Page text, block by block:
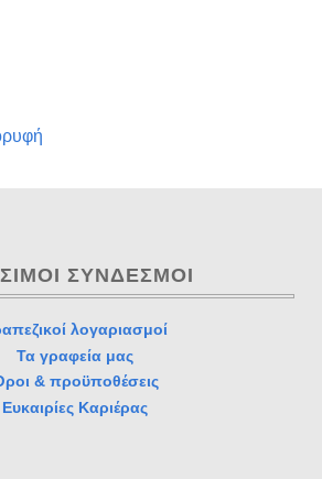
ΣΎΝΔΕΣΜΟΙ
λογαριασμοί
Τα γραφεία μας
& προϋποθέσεις
Ευκαιρίες Καριέρας